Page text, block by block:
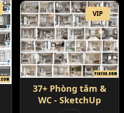
VIP
37+ Phòng tắm &
WC - SketchUp